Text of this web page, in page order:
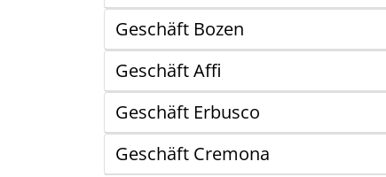
Geschäft Bozen
Geschäft Affi
Geschäft Erbusco
Geschäft Cremona